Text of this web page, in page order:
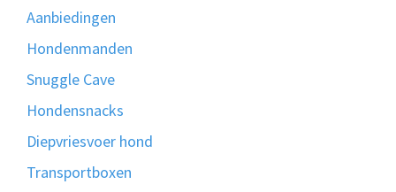
Aanbiedingen
Hondenmanden
Snuggle Cave
Hondensnacks
Diepvriesvoer hond
Transportboxen